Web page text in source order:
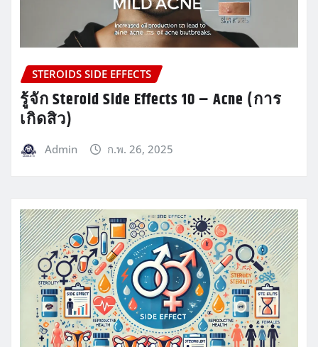
STEROIDS SIDE EFFECTS
รู้จัก Steroid Side Effects 10 – Acne (การ
เกิดสิว)
Admin ก.พ. 26, 2025